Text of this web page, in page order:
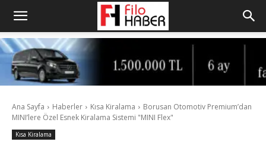
Ana Sayfa Haberler Kısa Kiralama
Borusan Otomotiv Premium’dan
MINI’lere Özel Esnek Kiralama Sistemi "MINI Flex"
Kısa Kiralama